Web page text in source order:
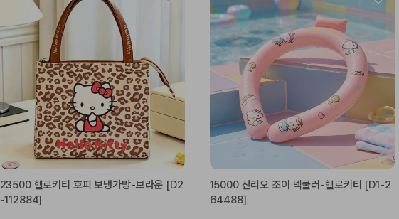
23500 헬로키티 호피 보냉가방-브라운 [D2
-112884]
15000 산리오 조이 넥쿨러-헬로키티 [D1-2
64488]